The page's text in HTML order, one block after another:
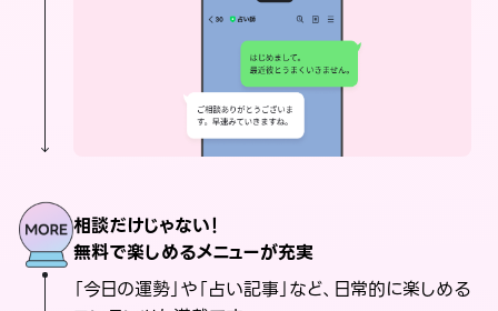
相談だけじゃない！
無料で楽しめるメニューが充実
「今日の運勢」や「占い記事」など、日常的に楽しめる